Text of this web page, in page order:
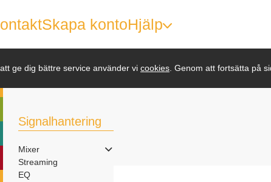
ge dig bättre service använder vi cookies. Genom att fortsätta på
Signalhantering
Mixer
Streaming
EQ
Skapa kontoHjälp